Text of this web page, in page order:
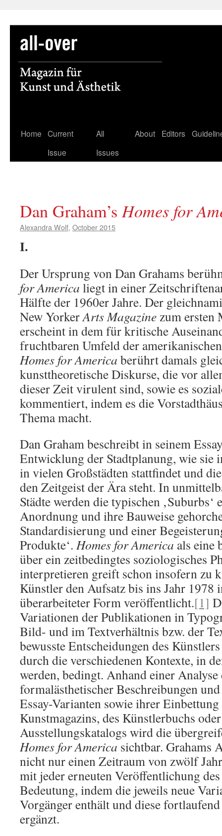
Skip
Home Current
Issue
All
Issues
About Editors
Dan Graham’sHomes for
Alexandra Wolf, October 2015
I.
Der Ursprung von Dan Grahams
for America liegt in einer
Hälfte der 1960er Jahre. Der
New YorkerArts Magazinezum ersten
erscheint in dem für kritische
fruchtbaren Umfeld der
Homes for America berührt damals
kunsttheoretische Diskurse, die vor
dieser Zeit virulent sind, sowie es
kommentiert, indem es die
Thema macht.
Dan Graham beschreibt in seinem
Entwicklung der Stadtplanung, wie sie
in vielen Großstädten stattfindet und
den Zeitgeist der Ära steht. In
Städte werden die typischen
Anordnung und ihre Bauweise
Standardisierung und einer
Produkte‘. Homes for America als eine
über ein zeitbedingtes soziologisches
interpretieren greift schon insofern zu
Künstler den Aufsatz bis ins Jahr 1978
überarbeiteter Form veröffentlicht.[1]
Variationen der Publikationen in
Bild- und im Textverhältnis bzw. der
bewusste Entscheidungen des
durch die verschiedenen Kontexte, in
werden, bedingt. Anhand einer Analyse
formalästhetischer Beschreibungen
Essay-Varianten sowie ihrer
Kunstmagazins, des Künstlerbuchs
Ausstellungskatalogs wird die
Homes for America sichtbar. Grahams
nicht nur einen Zeitraum von zwölf
mit jeder erneuten Veröffentlichung
Bedeutung, indem die jeweils neue
Vorgänger enthält und diese
ergänzt.